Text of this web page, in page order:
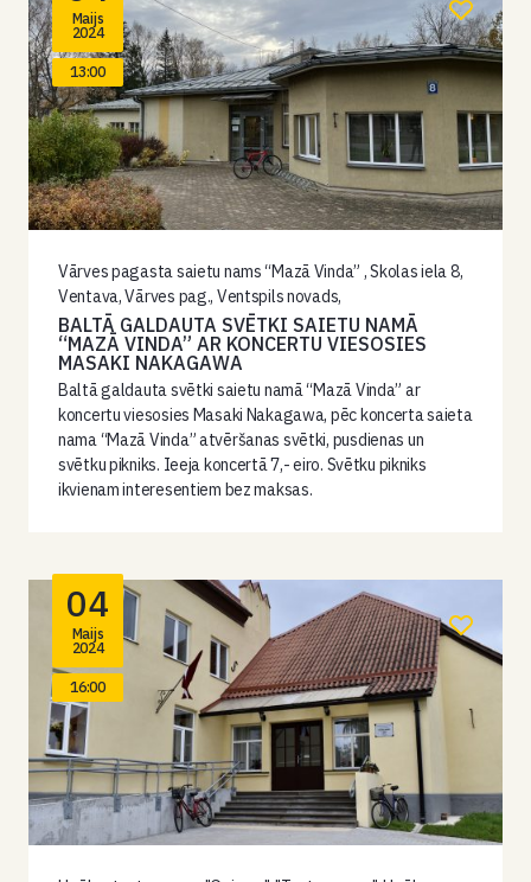
Maijs
2024
13:00
Vārves pagasta saietu nams “Mazā Vinda” , Skolas iela 8,
Ventava, Vārves pag., Ventspils novads,
BALTĀ GALDAUTA SVĒTKI SAIETU NAMĀ
“MAZĀ VINDA” AR KONCERTU VIESOSIES
MASAKI NAKAGAWA
Baltā galdauta svētki saietu namā “Mazā Vinda” ar
koncertu viesosies Masaki Nakagawa, pēc koncerta saieta
nama “Mazā Vinda” atvēršanas svētki, pusdienas un
svētku pikniks. Ieeja koncertā 7,- eiro. Svētku pikniks
ikvienam interesentiem bez maksas.
04
Maijs
2024
16:00